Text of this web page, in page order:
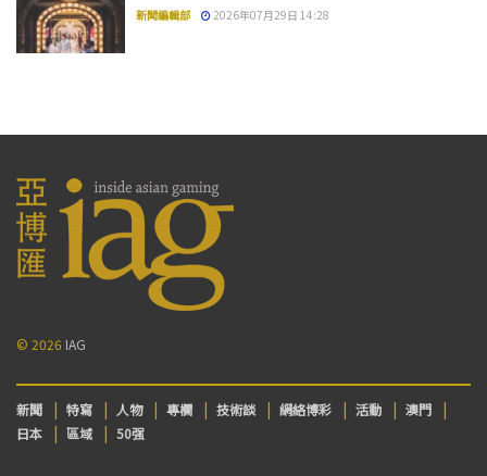
新聞編輯部 2026年07月29日 14:28
© 2026 IAG
新聞 特寫 人物 專欄 技術談 網絡博彩 活動
澳門
日本
區域 50强